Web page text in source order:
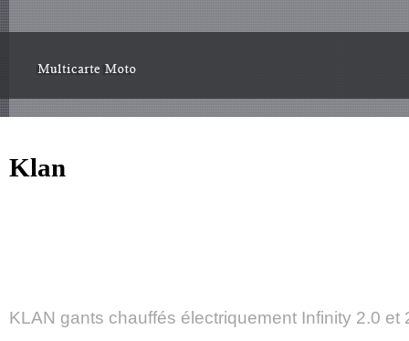
Klan
KLAN gants chauffés électriquement Infinity 2.0 et